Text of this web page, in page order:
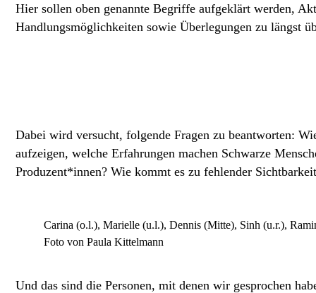
Hier sollen oben genannte Begriffe aufgeklärt werden,
Handlungsmöglichkeiten sowie Überlegungen zu längst
Dabei wird versucht, folgende Fragen zu beantworten:
aufzeigen, welche Erfahrungen machen Schwarze
Produzent*innen? Wie kommt es zu fehlender
Carina (o.l.), Marielle (u.l.), Dennis (Mitte), Sinh (u.r.),
Foto von Paula Kittelmann
Und das sind die Personen, mit denen wir gesprochen